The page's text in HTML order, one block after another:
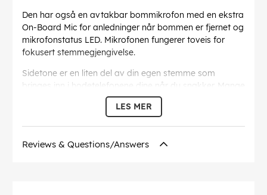
Den har også en avtakbar bommikrofon med en ekstra
On-Board Mic for anledninger når bommen er fjernet og
mikrofonstatus LED. Mikrofonen fungerer toveis for
fokusert stemmegjengivelse.
Sidetone er en liten del av din egen stemme som
bringes inn i hodetelefonene dine når du snakker. Mange
spillere foretrekker å høre seg selv i headsettene sine,
så de skriker ikke over spillyden for å høre seg selv
Headsettet har også en Prominent Mute Button MFB
LES MER
Reviews & Questions/Answers